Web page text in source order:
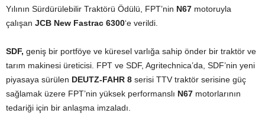
Yılının Sürdürülebilir Traktörü Ödülü, FPT’nin N67 motoruyla
çalışan JCB New Fastrac 6300‘e verildi.
SDF, geniş bir portföye ve küresel varlığa sahip önder bir traktör ve
tarım makinesi üreticisi. FPT ve SDF, Agritechnica’da, SDF’nin yeni
piyasaya sürülen DEUTZ-FAHR 8 serisi TTV traktör serisine güç
sağlamak üzere FPT’nin yüksek performanslı N67 motorlarının
tedariği için bir anlaşma imzaladı.